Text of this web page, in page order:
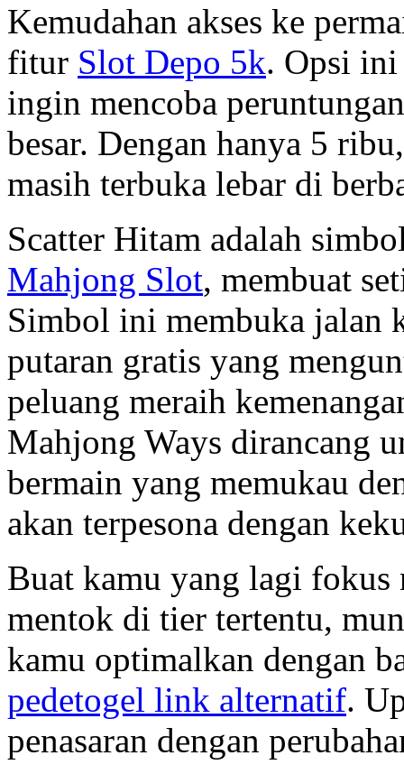
Kemudahan akses ke
fitur Slot Depo 5k. Opsi ini
ingin mencoba
besar. Dengan hanya 5
masih terbuka lebar di
Scatter Hitam adalah
Mahjong Slot, membuat
Simbol ini membuka jalan
putaran gratis yang
peluang meraih
Mahjong Ways dirancang
bermain yang memukau
akan terpesona dengan
Buat kamu yang lagi
mentok di tier tertentu,
kamu optimalkan dengan
pedetogel link alternatif.
penasaran dengan